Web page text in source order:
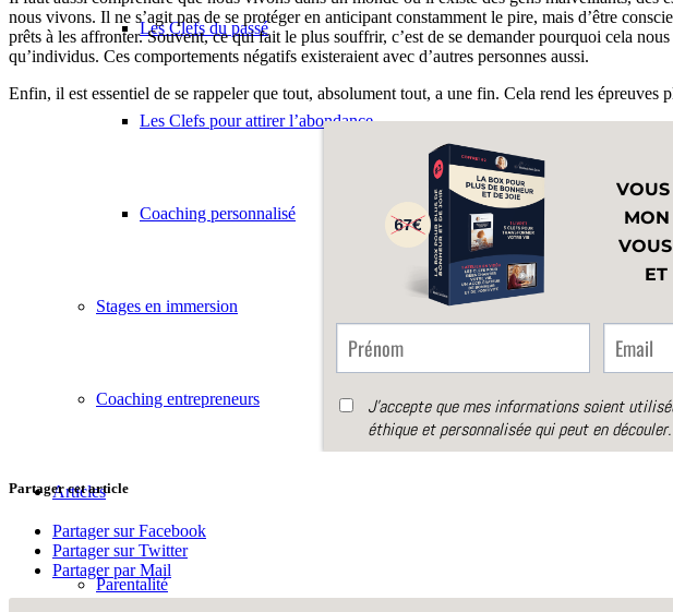
Les Clefs du passé
Les Clefs pour attirer l’abondance
Coaching personnalisé
Stages en immersion
Coaching entrepreneurs
Articles
Parentalité
nous vivons. Il ne s’agit pas de se protéger en anticipant constamment le pire, mais d’être
prêts à les affronter. Souvent, ce qui fait le plus souffrir, c’est de se demander pourquoi cela
qu’individus. Ces comportements négatifs existeraient avec d’autres personnes aussi.
Enfin, il est essentiel de se rappeler que tout, absolument tout, a une fin. Cela rend les
Partager cet article
Partager sur Facebook
Partager sur Twitter
Partager par Mail